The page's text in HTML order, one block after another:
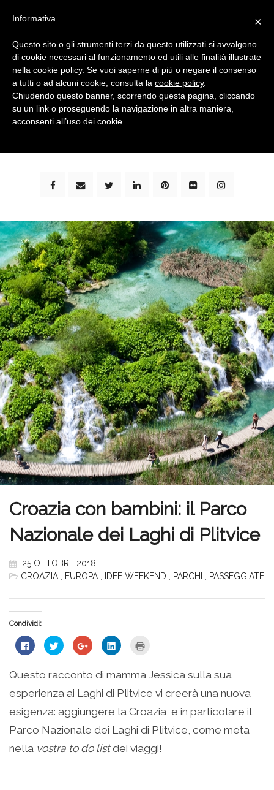
bimbi e viaggi - family travel blog: community #1 in
Croazia con bambini: il Parco
Nazionale dei Laghi di Plitvice
25 OTTOBRE 2018
CROAZIA
EUROPA IDEE WEEKEND PARCHI PASSEGGIATE
Condividi:
Fai
clic
su
Facebook
(Si
apre
una
nuova
finestra)
Fai
clic
condividere
su
Twitter
(Si
in
una
nuova
finestra)
Fai
clic
condividere
su
Google+
(Si
apre
in
una
nuova
finestra)
Fai
clic
condividere
su
LinkedIn
(Si
in
una
nuova
finestra)
stampare
(Si
apre
in
nuova
finestra)
Questo racconto di mamma Jessica sulla sua
esperienza ai Laghi di Plitvice vi creerà una nuova
esigenza: aggiungere la Croazia, e in particolare il
Parco Nazionale dei Laghi di Plitvice, come meta
nella vostra to do listdei viaggi!
×
Informativa
Questo sito o gli strumenti terzi da questo utilizzati si avvalgono
di cookie necessari al funzionamento ed utili alle finalità illustrate
nella cookie policy. Se vuoi saperne di più o negare il consenso
a tutti o ad alcuni cookie, consulta la cookie policy.
Chiudendo questo banner, scorrendo questa pagina, cliccando
su un link o proseguendo la navigazione in altra maniera,
acconsenti all’uso dei cookie.